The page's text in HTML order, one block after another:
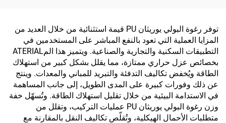
توفر رغوة البولي يوريثان PU قيمة استثنائية من خلال العديد من
المزايا العملية التي تعود بالنفع المباشر على المستخدمين في
التطبيقات السكنية والتجارية والصناعية. ويتميز هذا المATERIAL
بخصائص عزل حراري ممتازة، مما يقلل بشكل كبير من استهلاك
الطاقة ويُخفض تكاليف التدفئة والتبريد للمباني والمعدات. وينتج
عن ذلك وفورات كبيرة على المدى الطويل، إلى جانب المساهمة
في الاستدامة البيئية من خلال تقليل استهلاك الطاقة. وتُسهّل خفة
وزن رغوة البولي يوريثان PU عمليات التركيب، وتقلل من
متطلبات الأحمال الهيكلية، وتُقلّص تكاليف النقل بالمقارنة مع